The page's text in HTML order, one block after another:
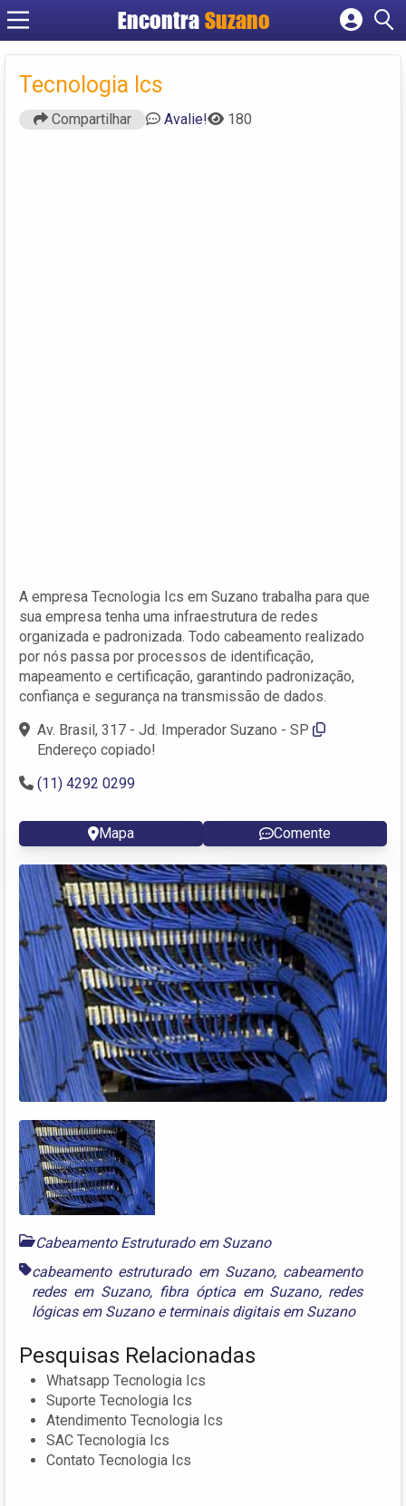
EncontraSuzano
Cadastrar empresa
Tecnologia Ics
Compartilhar Avalie! 180
A empresa Tecnologia Ics em Suzano trabalha para que
sua empresa tenha uma infraestrutura de redes
organizada e padronizada. Todo cabeamento realizado
por nós passa por processos de identificação,
mapeamento e certificação, garantindo padronização,
confiança e segurança na transmissão de dados.
Av. Brasil, 317 - Jd. Imperador Suzano - SP
Endereço copiado!
(11) 4292 0299
Mapa Comente
Cabeamento Estruturado em Suzano
cabeamento estruturado em Suzano, cabeamento
redes em Suzano, fibra óptica em Suzano, redes
lógicas em Suzanoe terminais digitais em Suzano
Pesquisas Relacionadas
Whatsapp Tecnologia Ics
Suporte Tecnologia Ics
Atendimento Tecnologia Ics
SAC Tecnologia Ics
Contato Tecnologia Ics